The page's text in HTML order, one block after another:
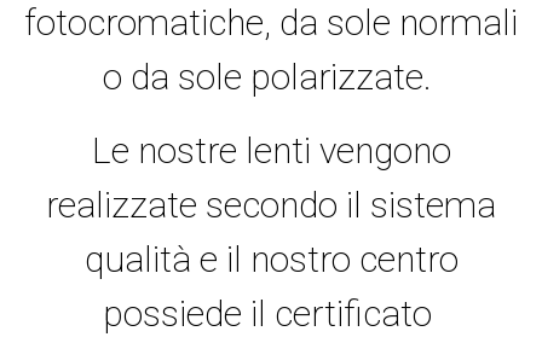
fotocromatiche, da sole normali
o da sole polarizzate.
Le nostre lenti vengono
realizzate secondo il sistema
qualità e il nostro centro
possiede il certificato